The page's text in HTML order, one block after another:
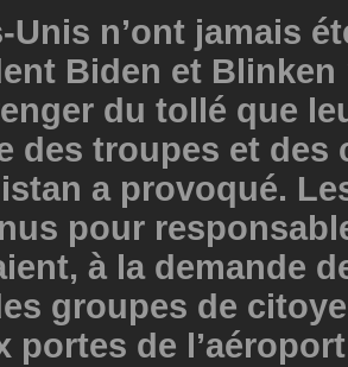
Unis n’ont jamais
Biden et
du tollé que
des troupes et des
a provoqué.
pour
à la demande
groupes de
portes de